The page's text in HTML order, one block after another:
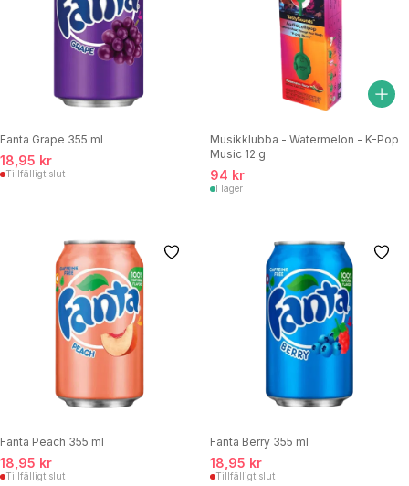
Fanta Grape 355 ml
18,95 kr
Tillfälligt slut
Musikklubba - Watermelon - K-Pop
Music 12 g
94 kr
I lager
Fanta Peach 355 ml
18,95 kr
Tillfälligt slut
Fanta Berry 355 ml
18,95 kr
Tillfälligt slut